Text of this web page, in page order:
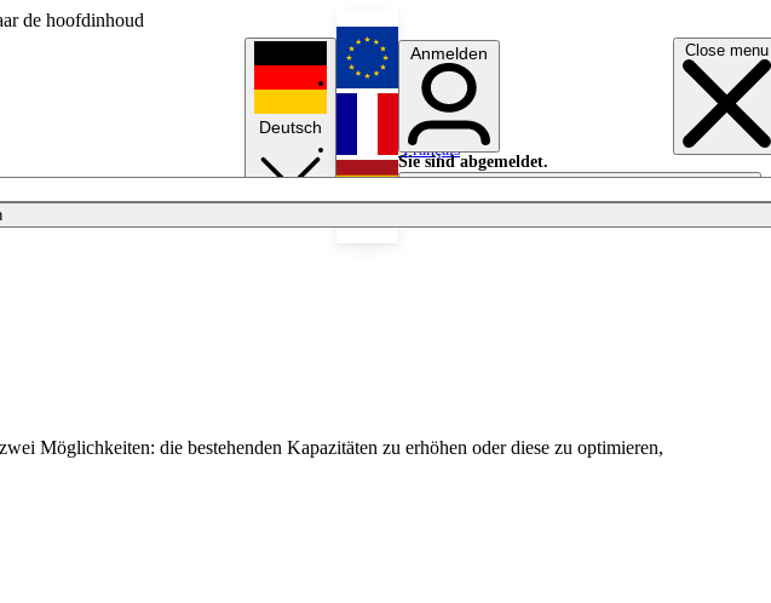
de hoofdinhoud
Close menu
Deutsch
English
Français
Anmelden
Sie sind abgemeldet.
Anmelden
Licht aus
Möglichkeiten: die bestehenden Kapazitäten zu erhöhen oder diese zu optimieren,